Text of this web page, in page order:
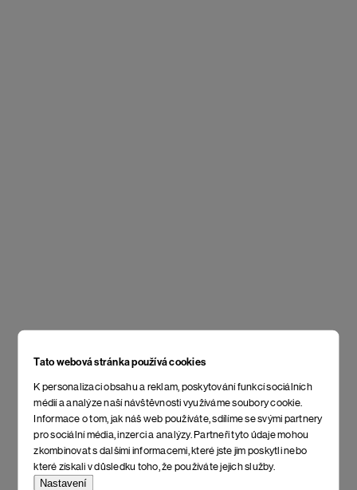
Tato webová stránka používá cookies
K personalizaci obsahu a reklam, poskytování funkcí sociálních
médií a analýze naší návštěvnosti využíváme soubory cookie.
Informace o tom, jak náš web používáte, sdílíme se svými partnery
pro sociální média, inzerci a analýzy. Partneři tyto údaje mohou
zkombinovat s dalšími informacemi, které jste jim poskytli nebo
které získali v důsledku toho, že používáte jejich služby.
Nastavení